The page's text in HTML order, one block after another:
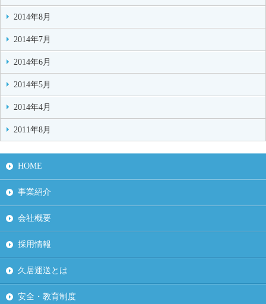
2014年8月
2014年7月
2014年6月
2014年5月
2014年4月
2011年8月
HOME
事業紹介
会社概要
採用情報
久居運送とは
安全・教育制度